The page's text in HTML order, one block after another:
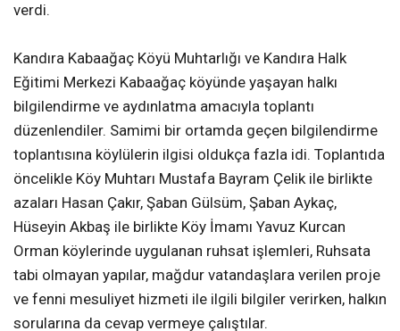
verdi.
Kandıra Kabaağaç Köyü Muhtarlığı ve Kandıra Halk
Eğitimi Merkezi Kabaağaç köyünde yaşayan halkı
bilgilendirme ve aydınlatma amacıyla toplantı
düzenlendiler. Samimi bir ortamda geçen bilgilendirme
toplantısına köylülerin ilgisi oldukça fazla idi. Toplantıda
öncelikle Köy Muhtarı Mustafa Bayram Çelik ile birlikte
azaları Hasan Çakır, Şaban Gülsüm, Şaban Aykaç,
Hüseyin Akbaş ile birlikte Köy İmamı Yavuz Kurcan
Orman köylerinde uygulanan ruhsat işlemleri, Ruhsata
tabi olmayan yapılar, mağdur vatandaşlara verilen proje
ve fenni mesuliyet hizmeti ile ilgili bilgiler verirken, halkın
sorularına da cevap vermeye çalıştılar.